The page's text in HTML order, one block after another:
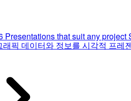
Presentations that suit any project
래픽 데이터와 정보를 시각적 프레